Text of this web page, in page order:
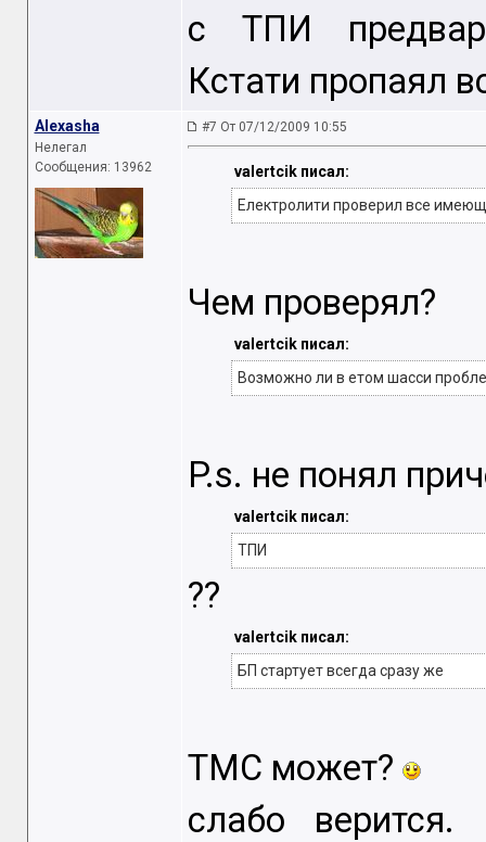
с ТПИ
Кстати пропаял
Alexasha
Нелегал
Сообщения: 13962
#7 От 07/12/2009 10:55
valertcik писал:
Електролити проверил все
Чем проверял?
valertcik писал:
Возможно ли в етом шасси
P.s. не понял
valertcik писал:
ТПИ
??
valertcik писал:
БП стартует всегда сразу же
ТМС может?
слабо